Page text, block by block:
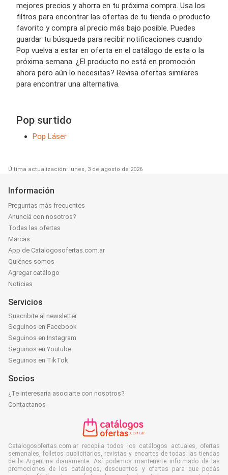
mejores precios y ahorra en tu próxima compra. Usa los
filtros para encontrar las ofertas de tu tienda o producto
favorito y compra al precio más bajo posible. Puedes
guardar tu búsqueda para recibir notificaciones cuando
Pop vuelva a estar en oferta en el catálogo de esta o la
próxima semana. ¿El producto no está en promoción
ahora pero aún lo necesitas? Revisa ofertas similares
para encontrar una alternativa.
Pop surtido
Pop Láser
Última actualización: lunes, 3 de agosto de 2026
Información
Preguntas más frecuentes
Anunciá con nosotros?
Todas las ofertas
Marcas
App de Catalogosofertas.com.ar
Quiénes somos
Agregar catálogo
Noticias
Servicios
Suscribite al newsletter
Seguinos en Facebook
Seguinos en Instagram
Seguinos en Youtube
Seguinos en TikTok
Socios
¿Te interesaría asociarte con nosotros?
Contactanos
Catalogosofertas.com.ar recopila todos los catálogos actuales, ofertas
semanales, folletos publicitarios, revistas y encartes de todas las tiendas
de la Argentina diariamente. Así podemos mantenerte informado de las
promociones de los catálogos, descuentos y ofertas para que podás